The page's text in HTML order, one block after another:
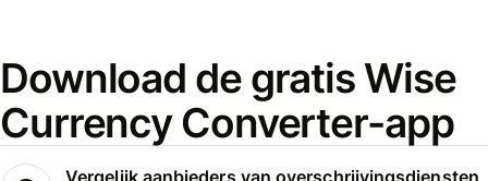
Download de gratis Wise
Currency Converter-app